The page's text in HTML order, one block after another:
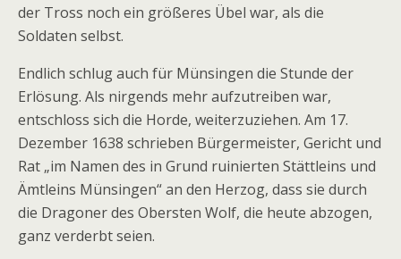
der Tross noch ein größeres Übel war, als die
Soldaten selbst.
Endlich schlug auch für Münsingen die Stunde der
Erlösung. Als nirgends mehr aufzutreiben war,
entschloss sich die Horde, weiterzuziehen. Am 17.
Dezember 1638 schrieben Bürgermeister, Gericht und
Rat „im Namen des in Grund ruinierten Stättleins und
Ämtleins Münsingen“ an den Herzog, dass sie durch
die Dragoner des Obersten Wolf, die heute abzogen,
ganz verderbt seien.